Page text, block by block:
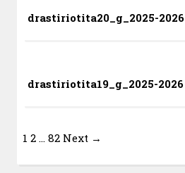
drastiriotita20_g_2025-2026
drastiriotita19_g_2025-2026
1 2 … 82 Next →